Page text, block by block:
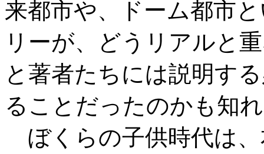
来都市や、ドーム都市
リーが、どうリアルと
と著者たちには説明す
ることだったのかも知
ぼくらの子供時代は